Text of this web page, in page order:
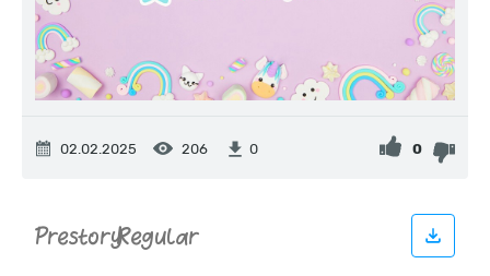
02.02.2025 206 0 0